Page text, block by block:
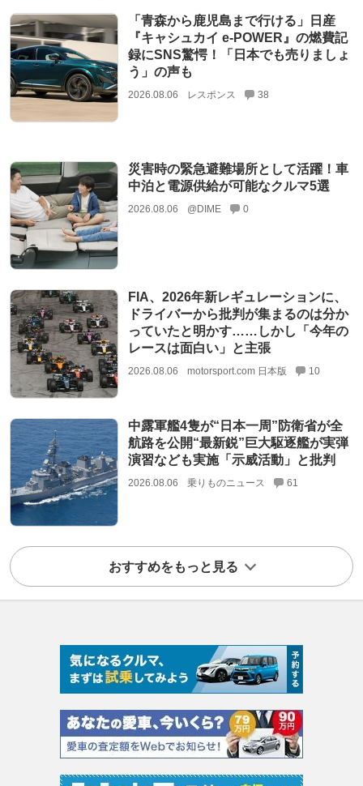
「青森から鹿児島まで行ける」日産
『キャシュカイ e-POWER』の燃費記
録にSNS驚愕！「日本でも売りましょ
う」の声も
2026.08.06 レスポンス 38
災害時の緊急避難場所として活躍！車
中泊と電源供給が可能なクルマ5選
2026.08.06 @DIME 0
FIA、2026年新レギュレーションに、
ドライバーから批判が集まるのは分か
っていたと明かす……しかし「今年の
レースは面白い」と主張
2026.08.06 motorsport.com 日本版 10
中露軍艦4隻が“日本一周”防衛省が全
航路を公開“最新鋭”巨大駆逐艦が実弾
演習なども実施「示威活動」と批判
2026.08.06 乗りものニュース 61
おすすめをもっと見る